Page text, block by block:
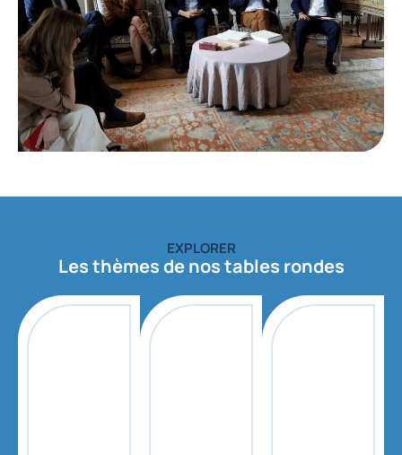
EXPLORER
Les thèmes de nos tables rondes